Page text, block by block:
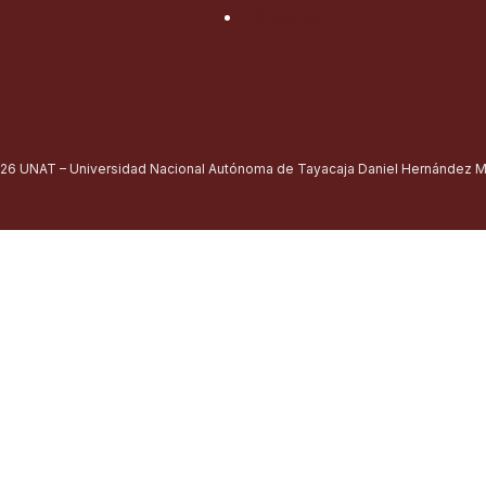
UNAT – Universidad Nacional Autónoma de Tayacaja Daniel Hernández